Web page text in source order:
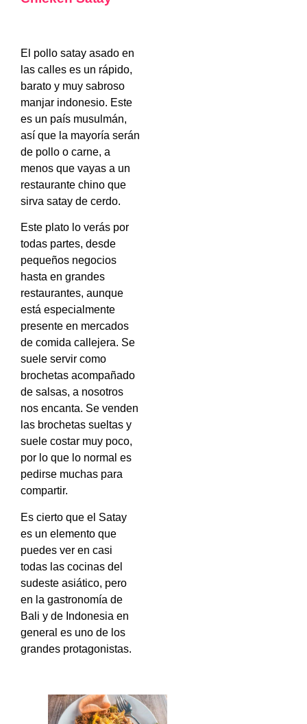
El pollo satay asado en
las calles es un rápido,
barato y muy sabroso
manjar indonesio. Este
es un país musulmán,
así que la mayoría serán
de pollo o carne, a
menos que vayas a un
restaurante chino que
sirva satay de cerdo.
Este plato lo verás por
todas partes, desde
pequeños negocios
hasta en grandes
restaurantes, aunque
está especialmente
presente en mercados
de comida callejera. Se
suele servir como
brochetas acompañado
de salsas, a nosotros
nos encanta. Se venden
las brochetas sueltas y
suele costar muy poco,
por lo que lo normal es
pedirse muchas para
compartir.
Es cierto que el Satay
es un elemento que
puedes ver en casi
todas las cocinas del
sudeste asiático, pero
en la gastronomía de
Bali y de Indonesia en
general es uno de los
grandes protagonistas.